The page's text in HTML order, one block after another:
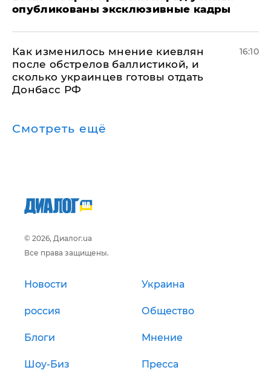
опубликованы эксклюзивные кадры
Как изменилось мнение киевлян
после обстрелов баллистикой, и
сколько украинцев готовы отдать
Донбасс РФ
16:10
Смотреть ещё
© 2026, Диалог.ua
Все права защищены.
Новости Украина
россия Общество
Блоги Мнение
Шоу-Биз Пресса